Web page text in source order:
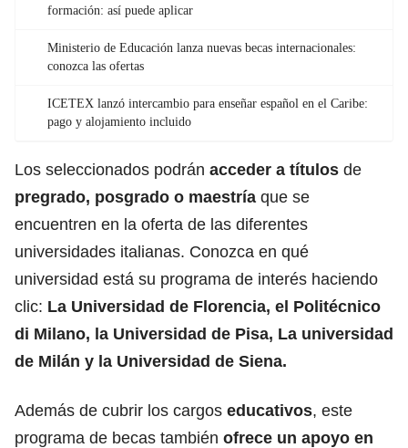
formación: así puede aplicar
Ministerio de Educación lanza nuevas becas internacionales:
conozca las ofertas
ICETEX lanzó intercambio para enseñar español en el Caribe:
pago y alojamiento incluido
Los seleccionados podrán acceder a títulos de
pregrado, posgrado o maestría que se
encuentren en la oferta de las diferentes
universidades italianas. Conozca en qué
universidad está su programa de interés haciendo
clic: La Universidad de Florencia, el Politécnico
di Milano, la Universidad de Pisa, La universidad
de Milán y la Universidad de Siena.
Además de cubrir los cargos educativos, este
programa de becas también ofrece un apoyo en